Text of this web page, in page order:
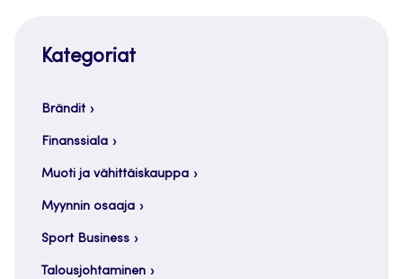
Kategoriat
Brändit
Finanssiala
Muoti ja vähittäiskauppa
Myynnin osaaja
Sport Business
Talousjohtaminen